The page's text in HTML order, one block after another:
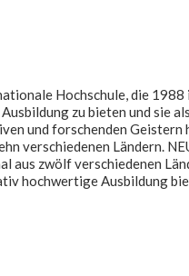
Hochschule, die
zu bieten und sie
und forschenden Geistern
verschiedenen Ländern.
zwölf verschiedenen
hochwertige Ausbildung